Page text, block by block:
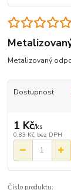
Metalizovaný
Dostupnost
1 Kč/ks
0,83 Kč bez DPH
Číslo produktu: